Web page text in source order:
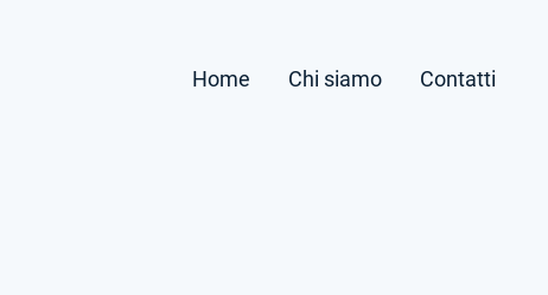
Home Chi siamo Contatti